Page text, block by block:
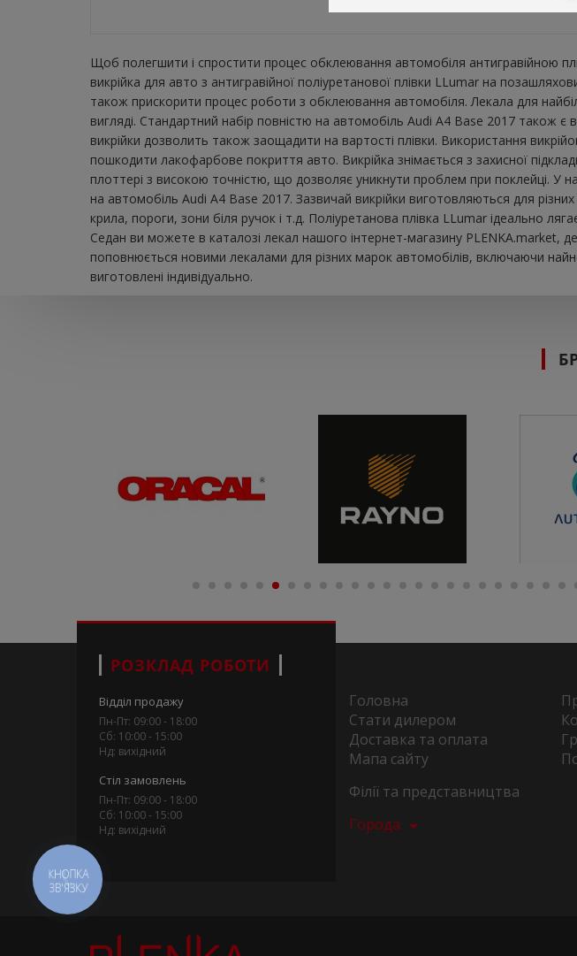
Щоб полегшити і спростити процес обклеювання автомобіля антигравійною
викрійка для авто з антигравійної поліуретанової плівки LLumar на
також прискорити процес роботи з обклеювання автомобіля. Лекала для
вигляді. Стандартний набір повністю на автомобіль Audi A4 Base 2017
викрійки дозволить також заощадити на вартості плівки. Використання
пошкодити лакофарбове покриття авто. Викрійка знімається з захисної
плоттері з високою точністю, що дозволяє уникнути проблем при поклейці. У
на автомобіль Audi A4 Base 2017. Зазвичай викрійки виготовляються для
крила, пороги, зони біля ручок і т.д. Поліуретанова плівка LLumar ідеально
Седан ви можете в каталозі лекал нашого інтернет-магазину PLENKA.market,
поповнюється новими лекалами для різних марок автомобілів, включаючи
виготовлені індивідуально.
РОЗКЛАД РОБОТИ
Відділ продажу
Пн-Пт: 09:00 - 18:00
Сб: 10:00 - 15:00
Нд: вихідний
Стіл замовлень
Пн-Пт: 09:00 - 18:00
Сб: 10:00 - 15:00
Нд: вихідний
Головна
Стати дилером
Доставка та оплата
Мапа сайту
Філії та представництва
Города
КНОПКА
ЗВ'ЯЗКУ